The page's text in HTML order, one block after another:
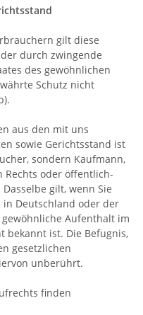
gilt diese
durch zwingende
des gewöhnlichen
Schutz nicht
aus den mit uns
sowie Gerichtsstand ist
sondern Kaufmann,
Rechts oder öffentlich-
gilt, wenn Sie
Deutschland oder der
Aufenthalt im
bekannt ist. Die Befugnis,
gesetzlichen
unberührt.
finden